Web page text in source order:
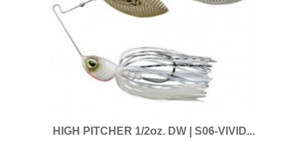
HIGH PITCHER 1/2oz. DW | S06-VIVID...